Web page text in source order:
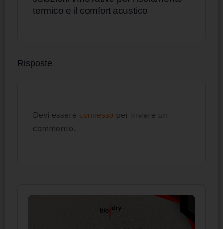
termico e il comfort acustico
Risposte
Devi essere connesso per inviare un
commento.